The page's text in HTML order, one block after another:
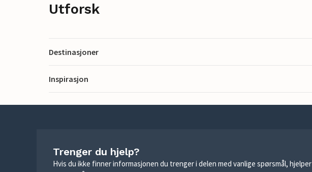
Utforsk
Destinasjoner
Inspirasjon
Trenger du hjelp?
Hvis du ikke finner informasjonen du trenger i delen med vanlige spørsmål, hjelper